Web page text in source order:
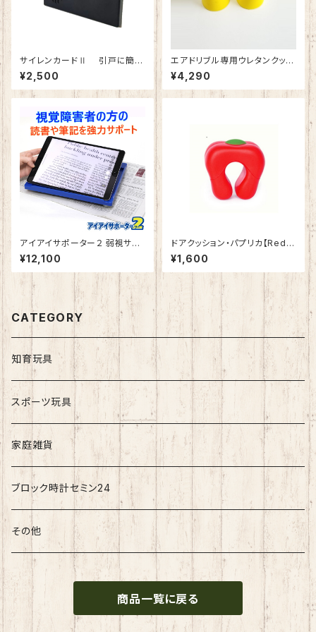
サイレンカードⅡ 引戸に簡単
取付、防犯アラーム＆補助錠で
W対策 特許商品
¥2,500
エアドリブル専用ウレタンクッシ
ョン 最新版 バスケットボール ド
リブル練習 室内 静か 音が響き
にくい 低騒音 自主練 リビング
¥4,290
アイアイサポーター２ 弱視サポ
ート器具 拡大鏡 280×200×3
0mm 折りたたみ 収納簡単 持
ち運び便利 傾斜台 視覚障がい
新聞読みスタンド 弱視用書見台
ハンズフリー ポータブル
¥12,100
ドアクッション・パプリカ【Red】
子供 ・ ペットの安全 耐久性 が
高く 長持ち するウレタン素材
快適 ・ 便利 なドアストッパー
¥1,600
CATEGORY
知育玩具
スポーツ玩具
家庭雑貨
ブロック時計セミン24
その他
商品一覧に戻る